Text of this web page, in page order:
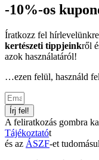
-10%-os
Íratkozz fel
kertészeti tippjeinkről
azok használatáról!
…ezen felül, használd
Írj fel!
A feliratkozás gombra
Tájékoztatót
és az ÁSZF-et